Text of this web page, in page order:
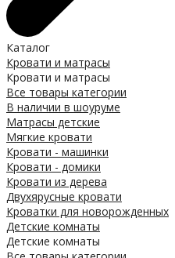
Каталог
Кровати и матрасы
Кровати и матрасы
Все товары категории
В наличии в шоуруме
Матрасы детские
Мягкие кровати
Кровати - машинки
Кровати - домики
Кровати из дерева
Двухярусные кровати
Кроватки для новорожденных
Детские комнаты
Детские комнаты